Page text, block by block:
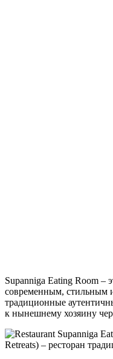
Supanniga Eating Room –
современным, стильным
традиционные
к нынешнему хозяину